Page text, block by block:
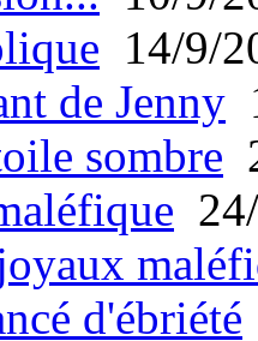
14/9/
de Jenny
sombre
d'ébriété